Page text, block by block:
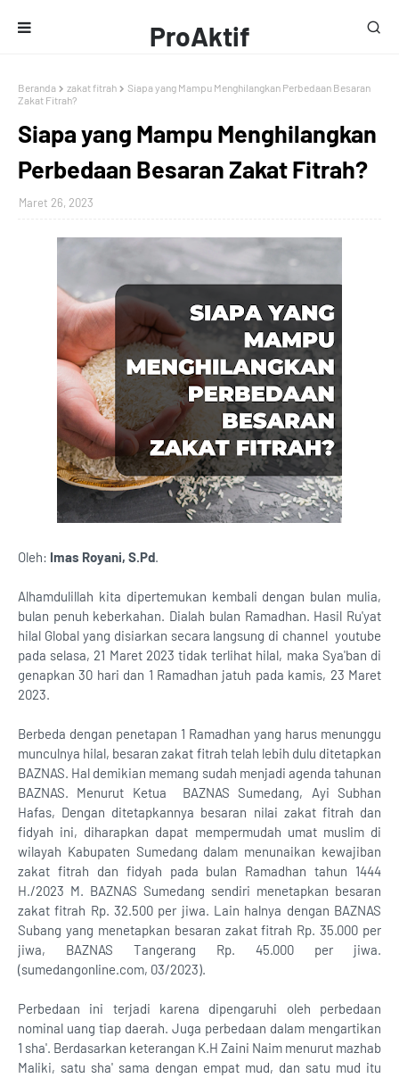
ProAktif
Media
Beranda zakat fitrah
Siapa yang Mampu Menghilangkan Perbedaan Besaran
Zakat Fitrah?
Siapa yang Mampu Menghilangkan
Perbedaan Besaran Zakat Fitrah?
Maret 26, 2023
Oleh: Imas Royani, S.Pd.
Alhamdulillah kita dipertemukan kembali dengan bulan mulia,
bulan penuh keberkahan. Dialah bulan Ramadhan. Hasil Ru'yat
hilal Global yang disiarkan secara langsung di channel youtube
pada selasa, 21 Maret 2023 tidak terlihat hilal, maka Sya'ban di
genapkan 30 hari dan 1 Ramadhan jatuh pada kamis, 23 Maret
2023.
Berbeda dengan penetapan 1 Ramadhan yang harus menunggu
munculnya hilal, besaran zakat fitrah telah lebih dulu ditetapkan
BAZNAS. Hal demikian memang sudah menjadi agenda tahunan
BAZNAS. Menurut Ketua BAZNAS Sumedang, Ayi Subhan
Hafas, Dengan ditetapkannya besaran nilai zakat fitrah dan
fidyah ini, diharapkan dapat mempermudah umat muslim di
wilayah Kabupaten Sumedang dalam menunaikan kewajiban
zakat fitrah dan fidyah pada bulan Ramadhan tahun 1444
H./2023 M. BAZNAS Sumedang sendiri menetapkan besaran
zakat fitrah Rp. 32.500 per jiwa. Lain halnya dengan BAZNAS
Subang yang menetapkan besaran zakat fitrah Rp. 35.000 per
jiwa, BAZNAS Tangerang Rp. 45.000 per jiwa.
(sumedangonline.com, 03/2023).
Perbedaan ini terjadi karena dipengaruhi oleh perbedaan
nominal uang tiap daerah. Juga perbedaan dalam mengartikan
1 sha'. Berdasarkan keterangan K.H Zaini Naim menurut mazhab
Maliki, satu sha' sama dengan empat mud, dan satu mud itu